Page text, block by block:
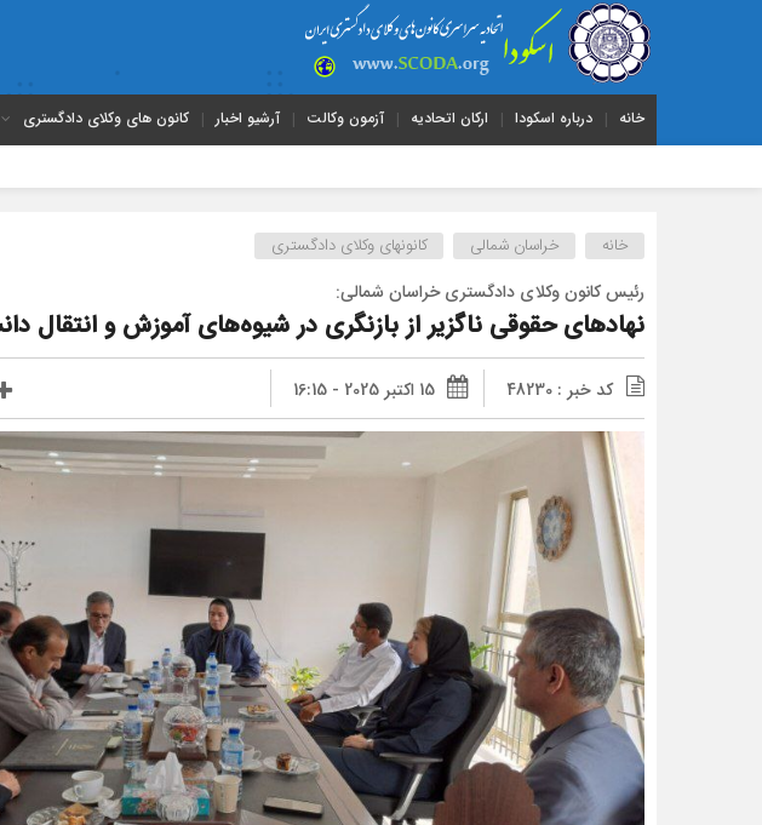
خانه درباره اسکودا ارکان اتحادیه آزمون وکالت آرشیو اخبار کانون های وکلای دادگستری
خانه خراسان شمالی کانونهای وکلای دادگستری
رئیس کانون وکلای دادگستری خراسان شمالی:
نهادهای حقوقی ناگزیر از بازنگری در شیوه‌های آموزش و انتقال
کد خبر : 48230 15 اکتبر 2025 - 16:15